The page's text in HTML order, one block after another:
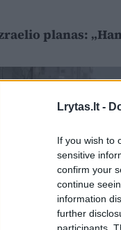
Lrytas.lt -
If you wish to
sensitive
confirm your
continue
information
further
participants.
planas: